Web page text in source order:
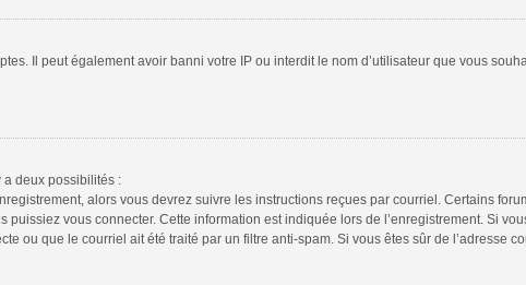
Il peut également avoir banni votre IP ou interdit le nom d’utilisateur que vous
a deux possibilités :
alors vous devrez suivre les instructions reçues par courriel. Certains
vous connecter. Cette information est indiquée lors de l’enregistrement. Si
ou que le courriel ait été traité par un filtre anti-spam. Si vous êtes sûr de l’adresse